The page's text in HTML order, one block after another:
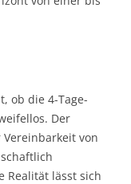
ob die 4-Tage-
Der
von
Realität lässt sich